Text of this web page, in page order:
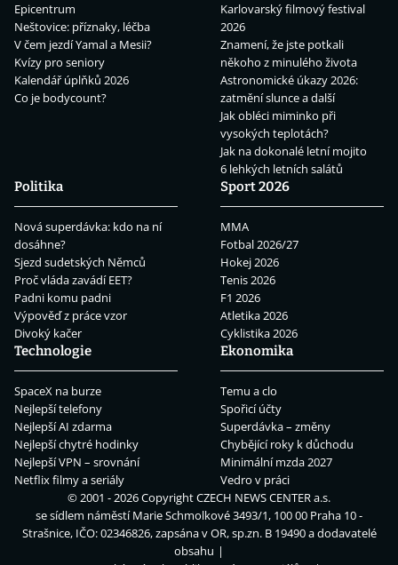
Epicentrum
Neštovice: příznaky, léčba
V čem jezdí Yamal a Mesii?
Kvízy pro seniory
Kalendář úplňků 2026
Co je bodycount?
Karlovarský filmový festival
2026
Znamení, že jste potkali
někoho z minulého života
Astronomické úkazy 2026:
zatmění slunce a další
Jak obléci miminko při
vysokých teplotách?
Jak na dokonalé letní mojito
6 lehkých letních salátů
Politika
Nová superdávka: kdo na ní
dosáhne?
Sjezd sudetských Němců
Proč vláda zavádí EET?
Padni komu padni
Výpověď z práce vzor
Divoký kačer
Sport 2026
MMA
Fotbal 2026/27
Hokej 2026
Tenis 2026
F1 2026
Atletika 2026
Cyklistika 2026
Technologie
SpaceX na burze
Nejlepší telefony
Nejlepší AI zdarma
Nejlepší chytré hodinky
Nejlepší VPN – srovnání
Netflix filmy a seriály
Ekonomika
Temu a clo
Spořicí účty
Superdávka – změny
Chybějící roky k důchodu
Minimální mzda 2027
Vedro v práci
© 2001 - 2026 CopyrightCZECH NEWS CENTER a.s.
se sídlem náměstí Marie Schmolkové 3493/1, 100 00 Praha 10 -
Strašnice, IČO: 02346826, zapsána v OR, sp.zn. B 19490 a dodavatelé
obsahu